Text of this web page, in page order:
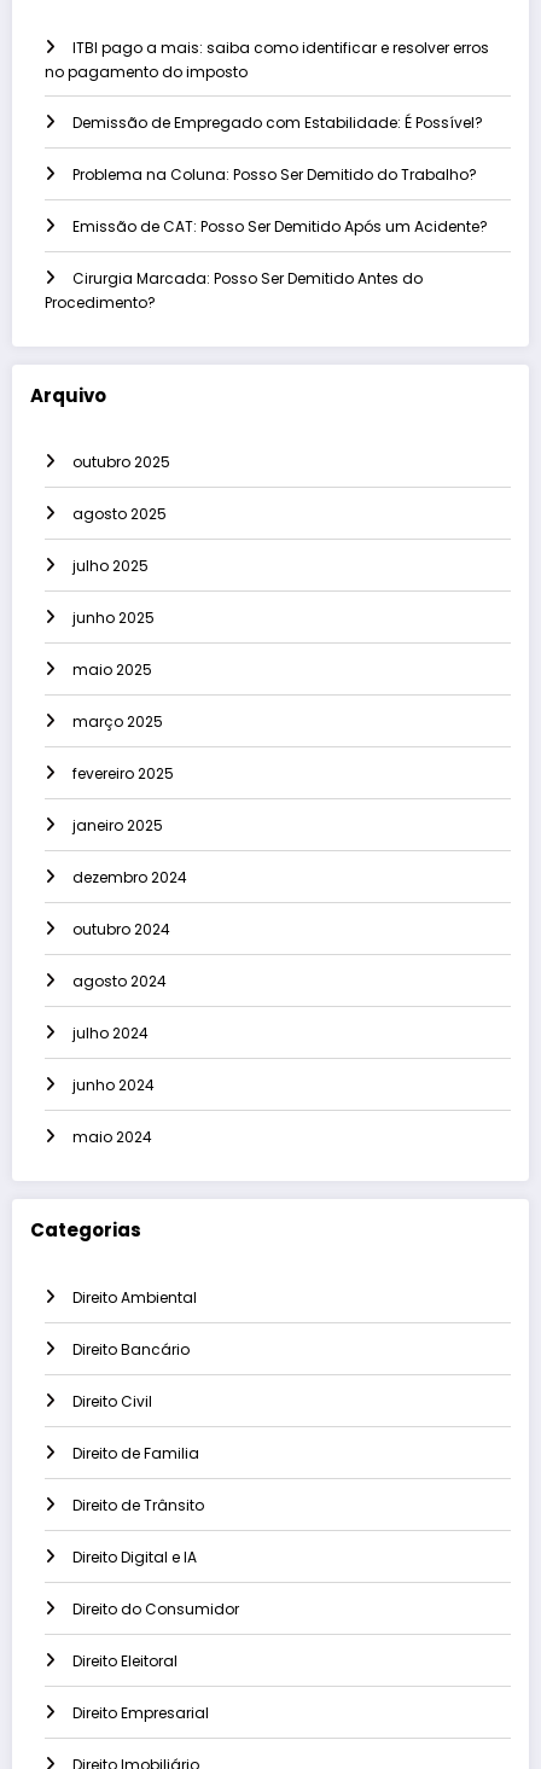
ITBI pago a mais: saiba como identificar e resolver erros
no pagamento do imposto
Demissão de Empregado com Estabilidade: É Possível?
Problema na Coluna: Posso Ser Demitido do Trabalho?
Emissão de CAT: Posso Ser Demitido Após um Acidente?
Cirurgia Marcada: Posso Ser Demitido Antes do
Procedimento?
Arquivo
outubro 2025
agosto 2025
julho 2025
junho 2025
maio 2025
março 2025
fevereiro 2025
janeiro 2025
dezembro 2024
outubro 2024
agosto 2024
julho 2024
junho 2024
maio 2024
Categorias
Direito Ambiental
Direito Bancário
Direito Civil
Direito de Familia
Direito de Trânsito
Direito Digital e IA
Direito do Consumidor
Direito Eleitoral
Direito Empresarial
Direito Imobiliário